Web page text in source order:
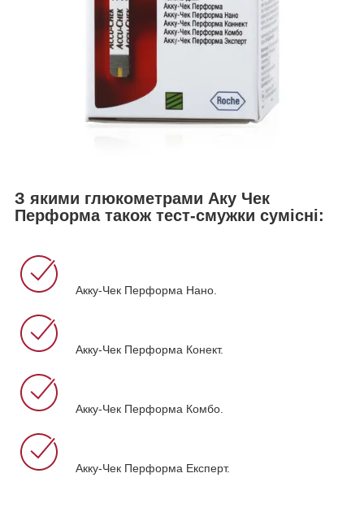
З якими глюкометрами Аку Чек
Перформа також тест-смужки сумісні:
Акку-Чек Перформа Нано.
Акку-Чек Перформа Конект.
Акку-Чек Перформа Комбо.
Акку-Чек Перформа Експерт.